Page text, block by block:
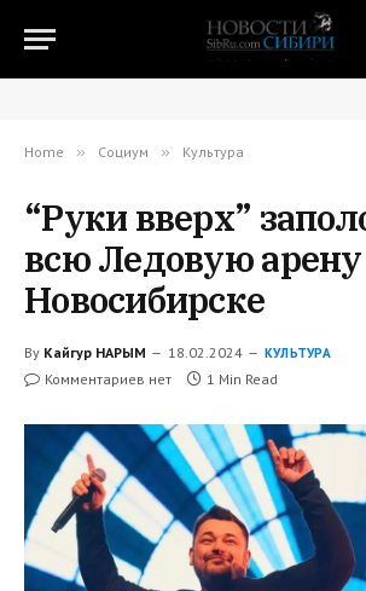
Home » Социум » Культура
“Руки вверх”
всю Ледовую
Новосибирске
By Кайгур НАРЫМ 18.02.2024 КУЛЬТУРА
Комментариев нет 1 Min Read